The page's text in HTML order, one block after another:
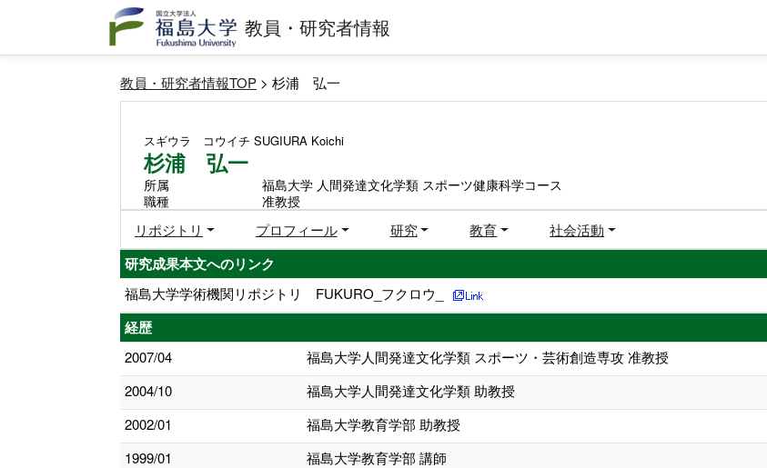
教員・研究者情報
教員・研究者情報TOP > 杉浦 弘一
スギウラ コウイチ SUGIURA Koichi
杉浦 弘一
所属
福島大学 人間発達文化学類 スポーツ健康科学コース
職種
准教授
リポジトリ プロフィール 研究 教育 社会活動
研究成果本文へのリンク
福島大学学術機関リポジトリ FUKURO_フクロウ_
経歴
2007/04
福島大学人間発達文化学類 スポーツ・芸術創造専攻 准教授
2004/10
福島大学人間発達文化学類 助教授
2002/01
福島大学教育学部 助教授
1999/01
福島大学教育学部 講師